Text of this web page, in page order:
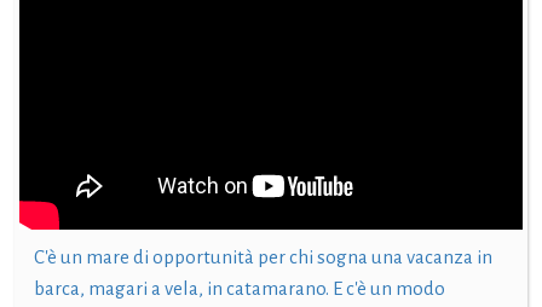
C'è un mare di opportunità per chi sogna una vacanza in
barca, magari a vela, in catamarano. E c'è un modo